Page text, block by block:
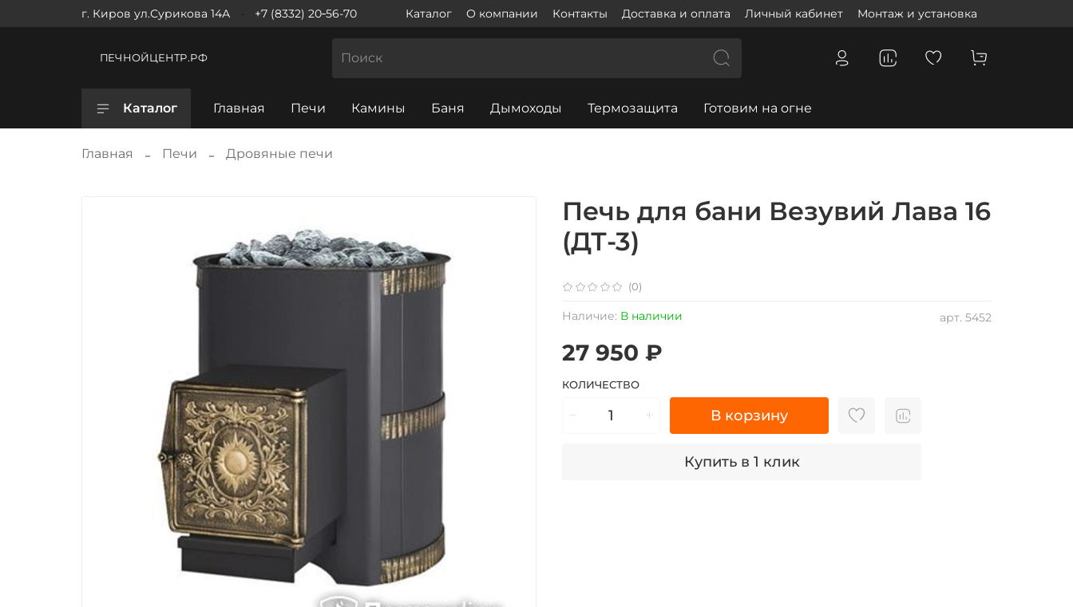
Каталог О компании Контакты Доставка и оплата Личный кабинет Монтаж и установка
г. Киров ул.Сурикова 14А +7 (8332) 20‑56-70
ПЕЧНОЙЦЕНТР.РФ
Каталог Главная Печи Камины Баня Дымоходы Термозащита Готовим на огне
Главная Печи Дровяные печи
(0)
арт. 5452
Наличие: В наличии
Печь для бани Везувий Лава 16
(ДТ-3)
27 950 ₽
КОЛИЧЕСТВО
В корзину
Купить в 1 клик